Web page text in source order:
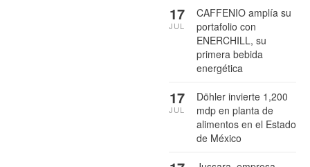
CAFFENIO amplía su
portafolio con
ENERCHILL, su
primera bebida
energética
17
JUL
Döhler invierte 1,200
mdp en planta de
alimentos en el Estado
de México
17
JUL